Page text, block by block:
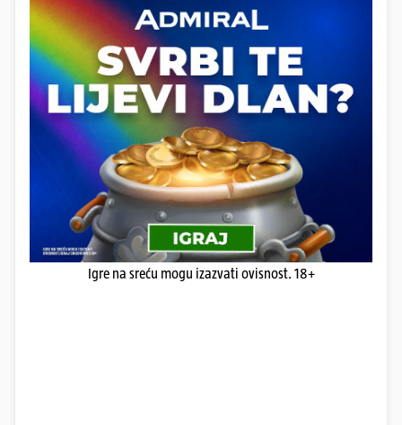
Igre na sreću mogu izazvati ovisnost. 18+